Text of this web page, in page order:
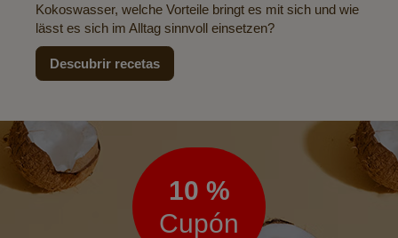
Kokoswasser, welche Vorteile bringt es mit sich und wie
lässt es sich im Alltag sinnvoll einsetzen?
Descubrir recetas
Boletín
de
noticias
10 %
Cupón